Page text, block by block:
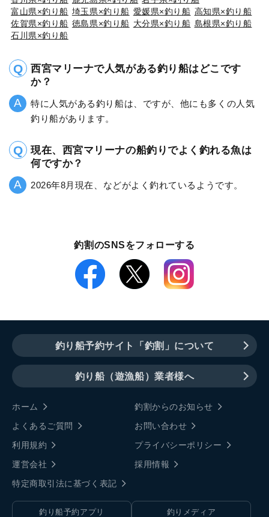
富山県×釣り船 埼玉県×釣り船 愛媛県×釣り船 高知県×釣り船
佐賀県×釣り船 徳島県×釣り船 大分県×釣り船 島根県×釣り船
石川県×釣り船
西宮マリーナで人気がある釣り船はどこです
か？
特に人気がある釣り船は、ですが、他にも多くの人気
釣り船があります。
現在、西宮マリーナの船釣りでよく釣れる魚は
何ですか？
2026年8月現在、などがよく釣れているようです。
釣割のSNSをフォローする
釣り船予約サイト「釣割」について
釣り船（遊漁船）業者様へ
ホーム
釣割からのお知らせ
よくあるご質問
お問い合わせ
利用規約
プライバシーポリシー
運営会社
採用情報
特定商取引法に基づく表記
釣り船予約アプリ
釣りメディア